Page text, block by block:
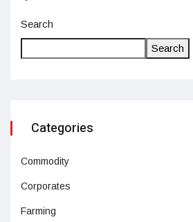
Search
Search
Categories
Commodity
Corporates
Farming